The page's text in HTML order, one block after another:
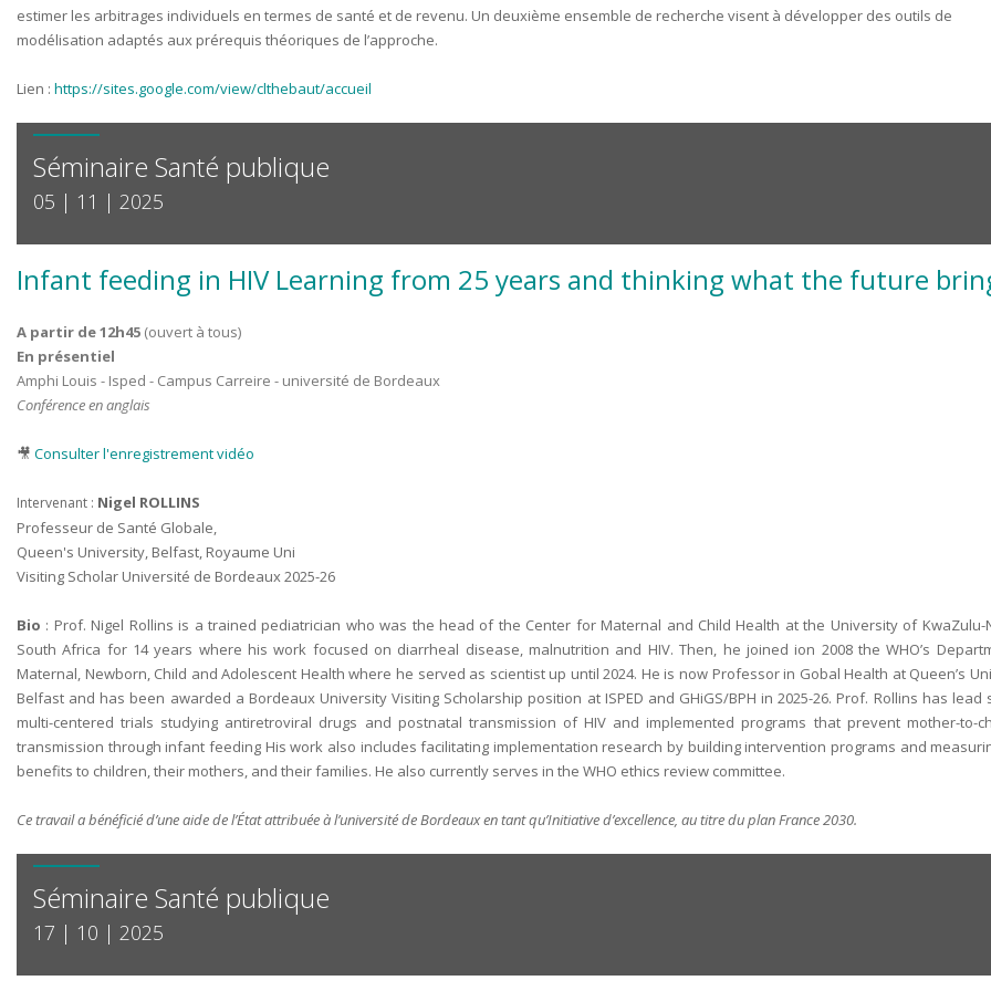
estimer les arbitrages individuels en termes de santé et de revenu. Un deuxième ensemble de recherche visent à développer des outils de
modélisation adaptés aux prérequis théoriques de l’approche.
Lien : https://sites.google.com/view/clthebaut/accueil
Séminaire Santé publique
05 | 11 | 2025
Infant feeding in HIV Learning from 25 years and thinking what the future
A partir de 12h45 (ouvert à tous)
En présentiel
Amphi Louis - Isped - Campus Carreire - université de Bordeaux
Conférence en anglais
🎥 Consulter l'enregistrement vidéo
Intervenant : Nigel ROLLINS
Professeur de Santé Globale,
Queen's University, Belfast, Royaume Uni
Visiting Scholar Université de Bordeaux 2025-26
Bio : Prof. Nigel Rollins is a trained pediatrician who was the head of the Center for Maternal and Child Health at the University of KwaZulu-
South Africa for 14 years where his work focused on diarrheal disease, malnutrition and HIV. Then, he joined ion 2008 the WHO’s
Maternal, Newborn, Child and Adolescent Health where he served as scientist up until 2024. He is now Professor in Gobal Health at Queen’s
Belfast and has been awarded a Bordeaux University Visiting Scholarship position at ISPED and GHiGS/BPH in 2025-26. Prof. Rollins has lead
multi-centered trials studying antiretroviral drugs and postnatal transmission of HIV and implemented programs that prevent mother-to-
transmission through infant feeding His work also includes facilitating implementation research by building intervention programs and
benefits to children, their mothers, and their families. He also currently serves in the WHO ethics review committee.
Ce travail a bénéficié d’une aide de l’État attribuée à l’université de Bordeaux en tant qu’Initiative d’excellence, au titre du plan France 2030.
Séminaire Santé publique
17 | 10 | 2025